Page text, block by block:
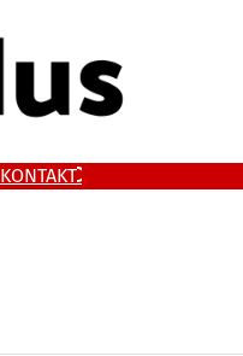
KONTAKT